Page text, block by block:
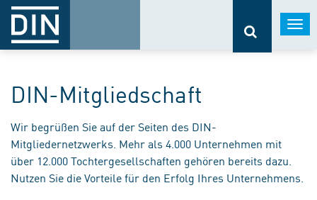
DIN-Mitgliedschaft
Wir begrüßen Sie auf der Seiten des DIN-
Mitgliedernetzwerks. Mehr als 4.000 Unternehmen mit
über 12.000 Tochtergesellschaften gehören bereits dazu.
Nutzen Sie die Vorteile für den Erfolg Ihres Unternehmens.